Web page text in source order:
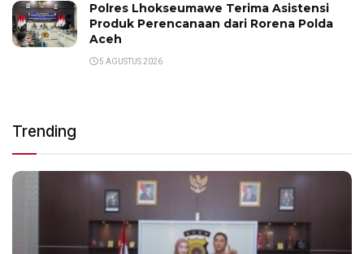
Polres Lhokseumawe Terima Asistensi
Produk Perencanaan dari Rorena Polda
Aceh
5 AGUSTUS 2026
Trending